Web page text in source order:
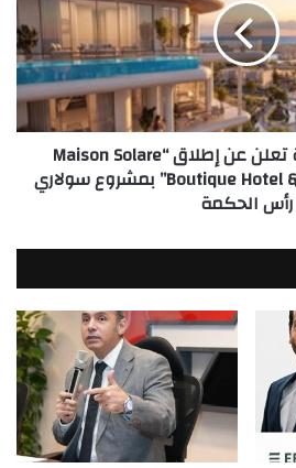
مصر إيطاليا العقارية تعلن عن إطلاق “Maison Solare
Boutique Hotel & Serviced Residences” بمشروع سولاري
رأس الحكمة